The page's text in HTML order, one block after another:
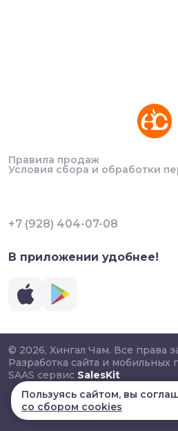
Правила продаж
Условия сбора и обработки
+7 (928) 404-07-08
В приложении удобнее!
© 2026, Хингал Чам. Все права
Разработка сайта и
SAAS сервис SalesKit
Пользуясь сайтом, вы
со сбором cookies